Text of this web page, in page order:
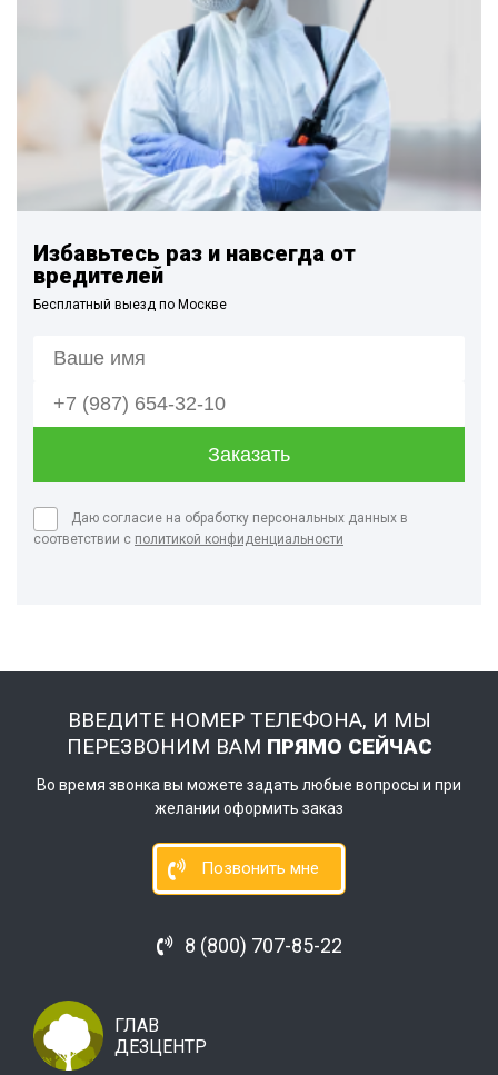
Избавьтесь раз и навсегда от
вредителей
Бесплатный выезд по Москве
Даю согласие на обработку персональных данных в
соответствии с политикой конфиденциальности
ВВЕДИТЕ НОМЕР ТЕЛЕФОНА, И МЫ
ПЕРЕЗВОНИМ ВАМ ПРЯМО СЕЙЧАС
Во время звонка вы можете задать любые вопросы и при
желании оформить заказ
Позвонить мне
8 (800) 707-85-22
ГЛАВ
ДЕЗЦЕНТР